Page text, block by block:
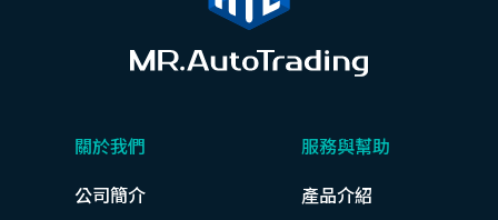
關於我們
公司簡介
服務與幫助
產品介紹